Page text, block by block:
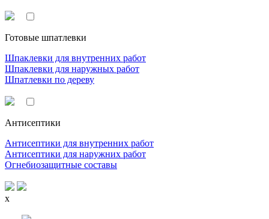
Готовые шпатлевки
Шпаклевки для внутренних работ
Шпаклевки для наружных работ
Шпатлевки по дереву
Антисептики
Антисептики для внутренних работ
Антисептики для наружних работ
Огнебиозащитные составы
x